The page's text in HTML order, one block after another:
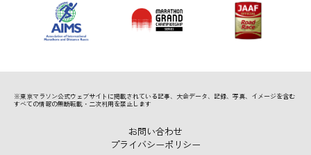
※東京マラソン公式ウェブサイトに掲載されている記事、 大会データ、記録、写真、イメージを含む
すべての情報の無断転載・二次利用を禁止します
お問い合わせ
プライバシーポリシー